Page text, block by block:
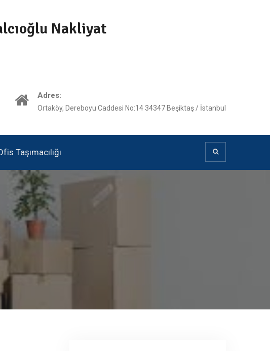
Nakliyat
Adres:
Ortaköy, Dereboyu Caddesi No:14 34347 Beşiktaş / İstanbul
Taşımacılığı